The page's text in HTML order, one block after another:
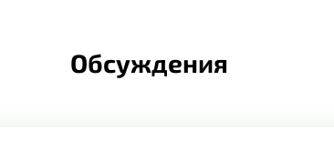
Обсуждения